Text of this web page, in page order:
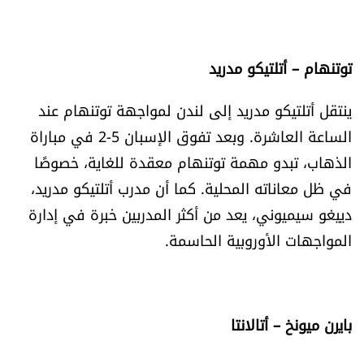
توتنهام – أتلتيكو مدريد
ينتقل أتلتيكو مدريد إلى لندن لمواجهة توتنهام عند
الساعة العاشرة. وبعد تفوق الإسبان 5-2 في مباراة
الذهاب، تبدو مهمة توتنهام معقدة للغاية، خصوصًا
في ظل معاناته المحلية. كما أن مدرب أتلتيكو مدريد،
دييغو سيميوني، يعد من أكثر المدربين خبرة في إدارة
المواجهات الأوروبية الحاسمة.
بايرن ميونخ – أتالانتا